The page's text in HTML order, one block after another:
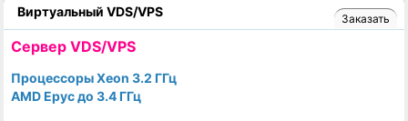
Виртуальный VDS/VPS Заказать
Cервер VDS/VPS
Процессоры Xeon 3.2 ГГц
AMD Epyc до 3.4 ГГц